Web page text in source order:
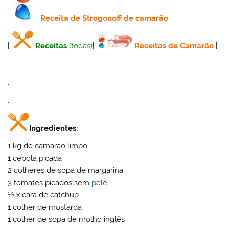
Receitade Strogonoff de camarão
Receitas (todas) Receitas de Camarão
.
.
Ingredientes:
1 kg de camarão limpo
1 cebola picada
2 colheres de sopa de margarina
3 tomates picados sem pele
½ xícara de catchup
1 colher de mostarda
1 colher de sopa de molho inglês